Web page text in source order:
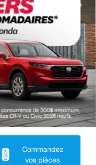
Commandez
vos pièces